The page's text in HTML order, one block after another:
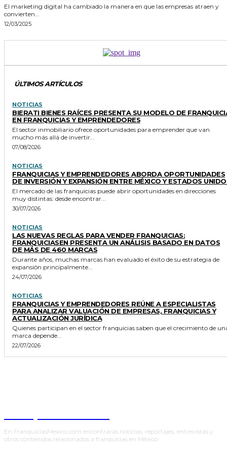
El marketing digital ha cambiado la manera en que las empresas atraen y
convierten...
12/03/2025
ÚLTIMOS ARTÍCULOS
NOTICIAS
BIERATI BIENES RAÍCES PRESENTA SU MODELO DE
EN FRANQUICIAS Y EMPRENDEDORES
El sector inmobiliario ofrece oportunidades para emprender que van
mucho más allá de invertir...
07/08/2026
NOTICIAS
FRANQUICIAS Y EMPRENDEDORES ABORDA OPORTUNIDADES
DE INVERSIÓN Y EXPANSIÓN ENTRE MÉXICO Y ESTADOS
El mercado de las franquicias puede abrir oportunidades en direcciones
muy distintas: desde encontrar...
30/07/2026
NOTICIAS
LAS NUEVAS REGLAS PARA VENDER FRANQUICIAS:
FRANQUICIASEN PRESENTA UN ANÁLISIS BASADO EN DATOS
DE MÁS DE 460 MARCAS
Durante años, muchas marcas han evaluado el éxito de su estrategia de
expansión principalmente...
24/07/2026
NOTICIAS
FRANQUICIAS Y EMPRENDEDORES REÚNE A ESPECIALISTAS
PARA ANALIZAR VALUACIÓN DE EMPRESAS, FRANQUICIAS Y
ACTUALIZACIÓN JURÍDICA
Quienes participan en el sector franquicias saben que el crecimiento de
marca depende...
22/07/2026
En FranquiciasMexico.com encontrarás noticias, reportajes, entrevistas y
otros contenidos relacionados a franquicias en México.